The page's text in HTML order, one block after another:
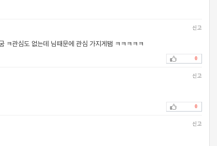
신고
ㅋ관심도 없는데 님때문에 관심 가지게됌 ㅋㅋㅋㅋㅋ
0
신고
0
신고